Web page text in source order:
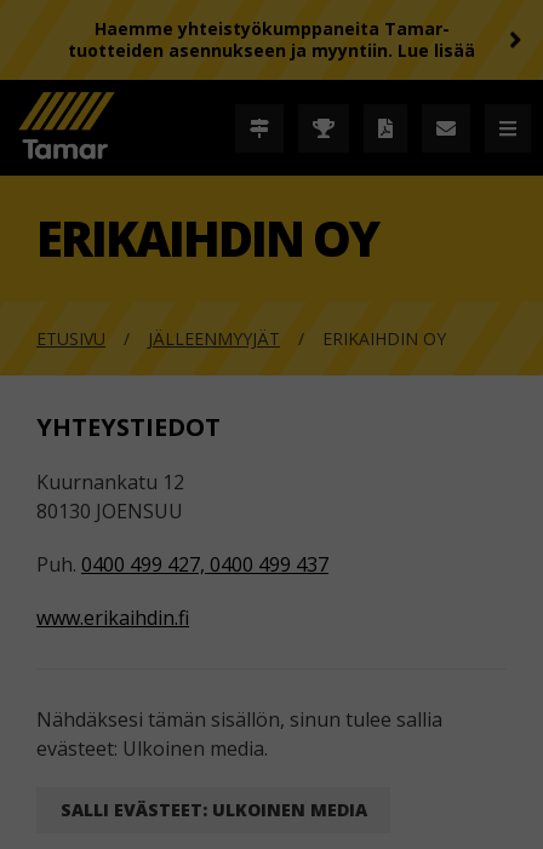
Haemme yhteistyökumppaneita Tamar-
tuotteiden asennukseen ja myyntiin. Lue lisää
ERIKAIHDIN OY
ETUSIVU JÄLLEENMYYJÄT ERIKAIHDIN OY
YHTEYSTIEDOT
Kuurnankatu 12
80130 JOENSUU
Puh. 0400 499 427, 0400 499 437
www.erikaihdin.fi
Nähdäksesi tämän sisällön, sinun tulee sallia
evästeet: Ulkoinen media.
SALLI EVÄSTEET: ULKOINEN MEDIA